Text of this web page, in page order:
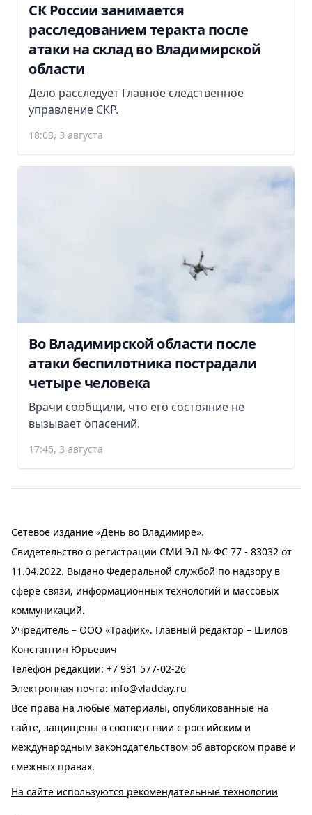
СК России занимается
расследованием теракта после
атаки на склад во Владимирской
области
Дело расследует Главное следственное
управление СКР.
18:03, 3 августа
Во Владимирской области после
атаки беспилотника пострадали
четыре человека
Врачи сообщили, что его состояние не
вызывает опасений.
17:45, 3 августа
Сетевое издание «День во Владимире».
Свидетельство о регистрации СМИ ЭЛ № ФС 77 - 83032 от
11.04.2022. Выдано Федеральной службой по надзору в
сфере связи, информационных технологий и массовых
коммуникаций.
Учредитель – ООО «Трафик». Главный редактор – Шилов
Константин Юрьевич
Телефон редакции: +7 931 577-02-26
Электронная почта: info@vladday.ru
Все права на любые материалы, опубликованные на
сайте, защищены в соответствии с российским и
международным законодательством об авторском праве и
смежных правах.
На сайте используются рекомендательные технологии